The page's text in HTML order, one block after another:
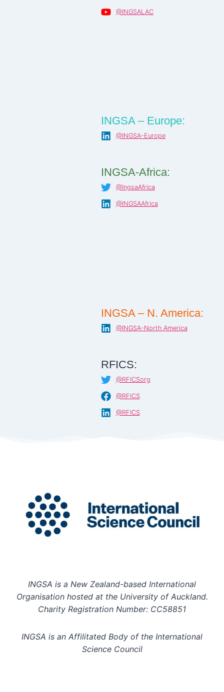
@INGSALAC
INGSA – Europe:
@INGSA-Europe
INGSA-Africa:
@IngsaAfrica
@INGSAAfrica
INGSA – N. America:
@INGSA-North America
RFICS:
@RFICSorg
@RFICS
@RFICS
INGSA is a New Zealand-based International
Organisation hosted at the University of Auckland.
Charity Registration Number: CC58851
INGSA is an Affilitated Body of the International
Science Council